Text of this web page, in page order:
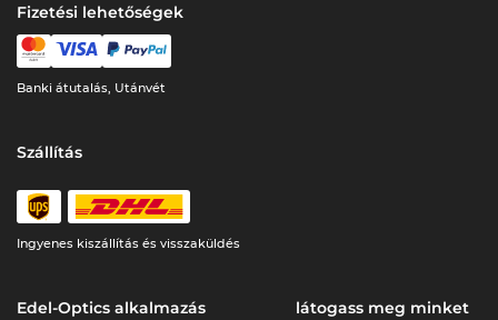
Fizetési lehetőségek
Banki átutalás, Utánvét
Szállítás
Ingyenes kiszállítás és visszaküldés
Edel-Optics alkalmazás látogass meg minket